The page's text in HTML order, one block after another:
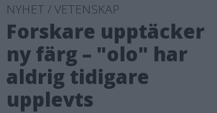
NYHET / VETENSKAP
Forskare upptäcker
ny färg – "olo" har
aldrig tidigare
upplevts